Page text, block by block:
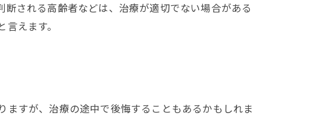
される高齢者などは、治療が適切でない場合がある
えます。
すが、治療の途中で後悔することもあるかもしれま